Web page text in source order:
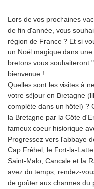
Lors de vos prochaines
de fin d'année, vous
région de France ? Et si
un Noël magique dans
bretons vous souhaiteront
bienvenue !
Quelles sont les visites à
votre séjour en Bretagne
complète dans un hôtel) ?
la Bretagne par la Côte
fameux coeur historique
Progressez vers l'abbaye
Cap Fréhel, le Fort-la-
Saint-Malo, Cancale et la
avez du temps, rendez-
de goûter aux charmes du